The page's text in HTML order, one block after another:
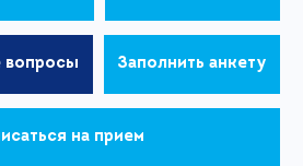
вопросы Заполнить анкету
на прием